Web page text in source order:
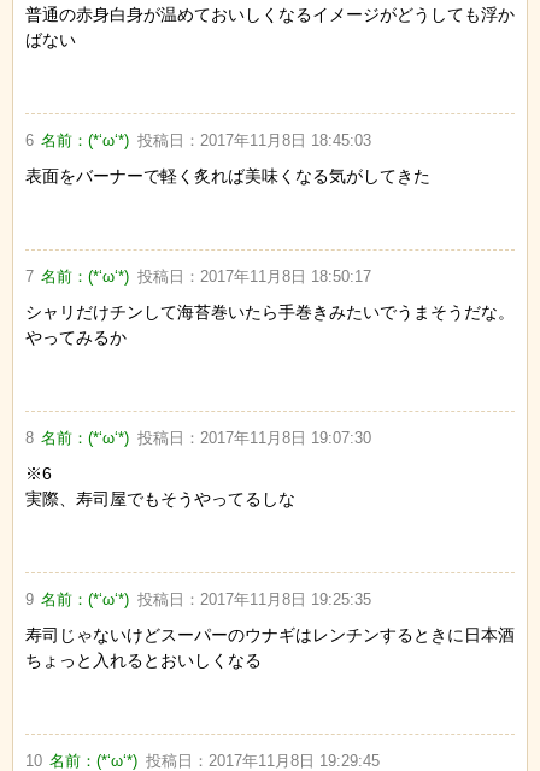
普通の赤身白身が温めておいしくなるイメージがどうしても浮か
ばない
6 名前：(*‘ω‘*) 投稿日： 2017年11月8日 18:45:03
表面をバーナーで軽く炙れば美味くなる気がしてきた
7 名前：(*‘ω‘*) 投稿日： 2017年11月8日 18:50:17
シャリだけチンして海苔巻いたら手巻きみたいでうまそうだな。
やってみるか
8 名前：(*‘ω‘*) 投稿日： 2017年11月8日 19:07:30
※6
実際、寿司屋でもそうやってるしな
9 名前：(*‘ω‘*) 投稿日： 2017年11月8日 19:25:35
寿司じゃないけどスーパーのウナギはレンチンするときに日本酒
ちょっと入れるとおいしくなる
10 名前：(*‘ω‘*) 投稿日： 2017年11月8日 19:29:45